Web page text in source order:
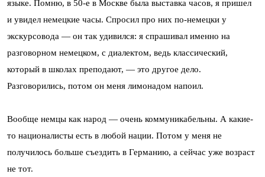
языке. Помню, в 50-е в Москве была выставка часов, я пришел
и увидел немецкие часы. Спросил про них по-немецки у
экскурсовода — он так удивился: я спрашивал именно на
разговорном немецком, с диалектом, ведь классический,
который в школах преподают, — это другое дело.
Разговорились, потом он меня лимонадом напоил.
Вообще немцы как народ — очень коммуникабельны. А какие-
то националисты есть в любой нации. Потом у меня не
получилось больше съездить в Германию, а сейчас уже возраст
не тот.